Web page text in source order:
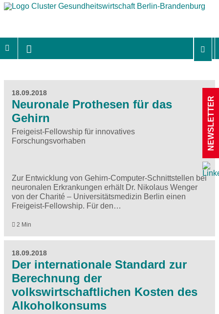
18.09.2018
Neuronale Prothesen für das
Gehirn
Freigeist-Fellowship für innovatives
Forschungsvorhaben
Zur Entwicklung von Gehirn-Computer-Schnittstellen bei
neuronalen Erkrankungen erhält Dr. Nikolaus Wenger
von der Charité – Universitätsmedizin Berlin einen
Freigeist-Fellowship. Für den…
2 Min
18.09.2018
Der internationale Standard zur
Berechnung der
volkswirtschaftlichen Kosten des
Alkoholkonsums
NEWSLETTER